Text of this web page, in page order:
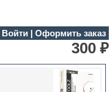
Войти| Оформить заказ
300 ₽